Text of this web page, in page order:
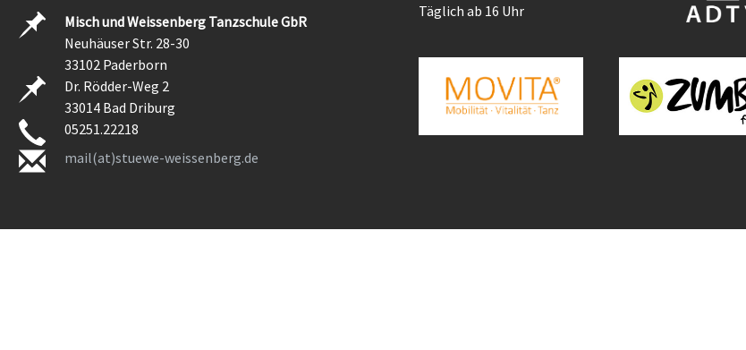
Misch und Weissenberg Tanzschule GbR
Neuhäuser Str. 28-30
33102 Paderborn
Dr. Rödder-Weg 2
33014 Bad Driburg
05251.22218
mail(at)stuewe-weissenberg.de
Täglich ab 16 Uhr